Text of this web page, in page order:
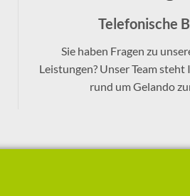
Telefonische
Sie haben Fragen zu
Leistungen? Unser Team
rund um Gelando